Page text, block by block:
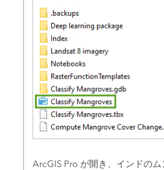
ArcGIS Pro が開き、インドの